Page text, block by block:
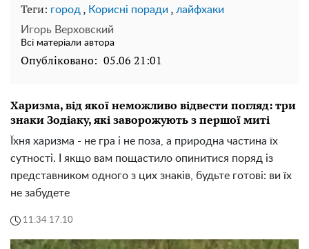
Теги: город , Корисні поради , лайфхаки
Игорь Верховский
Всі матеріали автора
Опубліковано: 05.06 21:01
Харизма, від якої неможливо відвести погляд: три
знаки Зодіаку, які заворожують з першої миті
Їхня харизма - не гра і не поза, а природна частина їх
сутності. І якщо вам пощастило опинитися поряд із
представником одного з цих знаків, будьте готові: ви їх
не забудете
11:34 17.10